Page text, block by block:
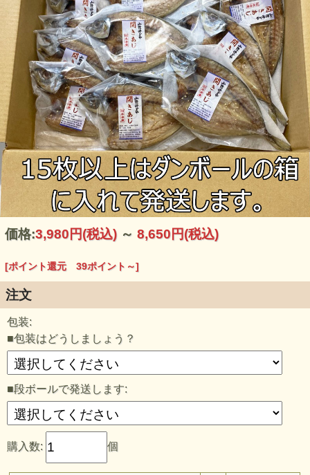
”干物”と言えば、開きあじの干物を思い浮かべる方も多いの
では無いでしょうか？
そして普段 家で一番多く食べるのがこのアジの干物では無
いでしょうか？
干物の代名詞｢開きアジの干物｣だからこそ素材・職人の
違いが試される干物なんです。
安藤和彦さん自慢の開きアジの干物を焼い
てみる。
価格:3,980円(税込) ～ 8,650円(税込)
[ポイント還元 39ポイント～]
注文
包装:
■包装はどうしましょう？
■段ボールで発送します:
購入数: 個